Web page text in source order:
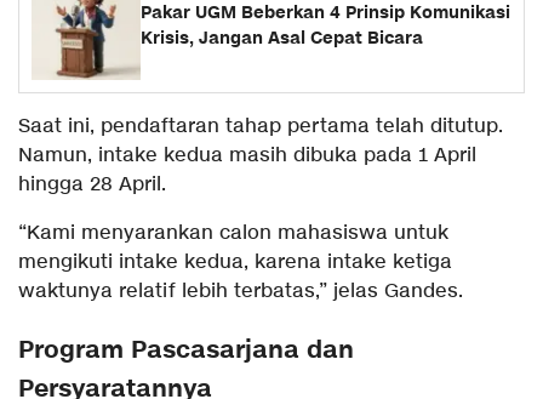
Pakar UGM Beberkan 4 Prinsip Komunikasi
Krisis, Jangan Asal Cepat Bicara
Saat ini, pendaftaran tahap pertama telah ditutup.
Namun, intake kedua masih dibuka pada 1 April
hingga 28 April.
“Kami menyarankan calon mahasiswa untuk
mengikuti intake kedua, karena intake ketiga
waktunya relatif lebih terbatas,” jelas Gandes.
Program Pascasarjana dan
Persyaratannya